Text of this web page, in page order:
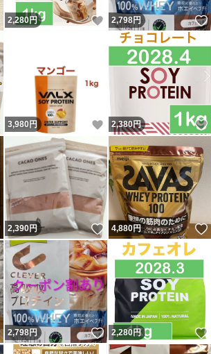
いいね！
2,280円 いいね！
2,798円
いいね！
3,980 円 いいね！
2,380円
いいね！
2,390円 いいね！
4,880円
いいね！
2,798円 いいね！
2,280円